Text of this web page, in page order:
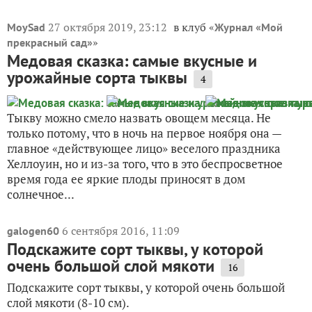
MoySad 27 октября 2019, 23:12 в клуб «Журнал «Мой
прекрасный сад»»
Медовая сказка: самые вкусные и
урожайные сорта тыквы 4
Тыкву можно смело назвать овощем месяца. Не
только потому, что в ночь на первое ноября она —
главное «действующее лицо» веселого праздника
Хеллоуин, но и из-за того, что в это беспросветное
время года ее яркие плоды приносят в дом
солнечное...
galogen60 6 сентября 2016, 11:09
Подскажите сорт тыквы, у которой
очень большой слой мякоти 16
Подскажите сорт тыквы, у которой очень большой
слой мякоти (8-10 см).